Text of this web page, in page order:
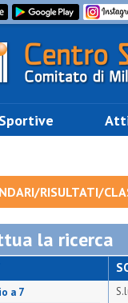
RISULTATI/
la ricerca
a 7